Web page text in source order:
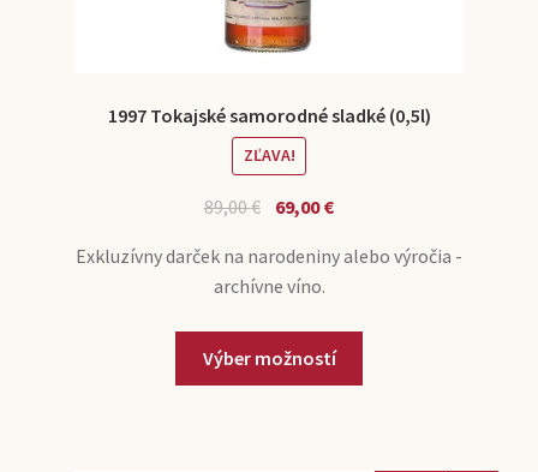
1997 Tokajské samorodné sladké (0,5l)
ZĽAVA!
89,00€ 69,00€
Exkluzívny darček na narodeniny alebo výročia -
archívne víno.
Výber možností